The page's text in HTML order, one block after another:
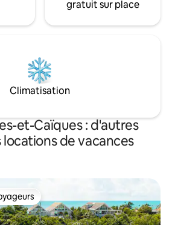
gratuit sur place
Climatisation
et-Caïques : d'autres
de vacances
les plus appréciés